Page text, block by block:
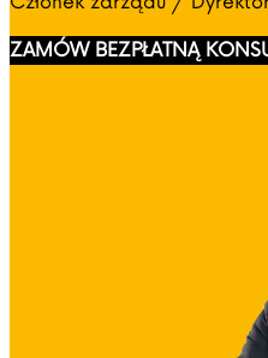
ZAMÓW BEZPŁATNĄ